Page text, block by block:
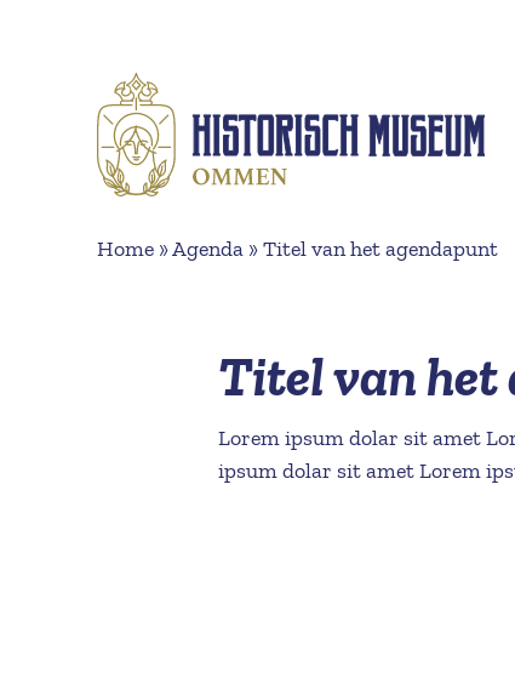
Home »Agenda »Titel van het agendapunt
Titel van
Lorem ipsum dolar sit amet
ipsum dolar sit amet Lorem